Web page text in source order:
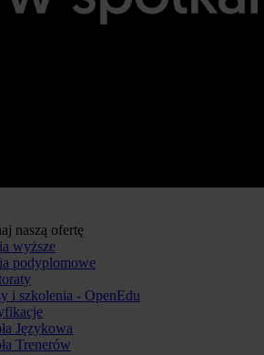
naszą ofertę
wyższe
podyplomowe
i szkolenia - OpenEdu
Językowa
Trenerów